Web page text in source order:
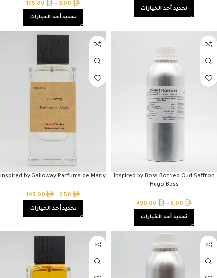
تحديد أحد الخيارات
3,00
–
135,00
تحديد أحد الخيارات
Inspired by Boss Bottled Oud Saffron
Hugo Boss
5,00
–
490,00
تحديد أحد الخيارات
Inspired by Galloway Parfums de Marly
2,50
–
105,00
تحديد أحد الخيارات